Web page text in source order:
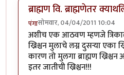
ब्राह्मण वि. ब्राह्मणेतर
पंगासोमवार, 04/04/2011 10:04
अशीच एक आठवण म्हणजे
ख्रिश्चन मुलाचे लग्न दुसर्‍या एका
कारण तो मुलगा ब्राह्मण
इतर जातीची ख्रिश्चन!!!